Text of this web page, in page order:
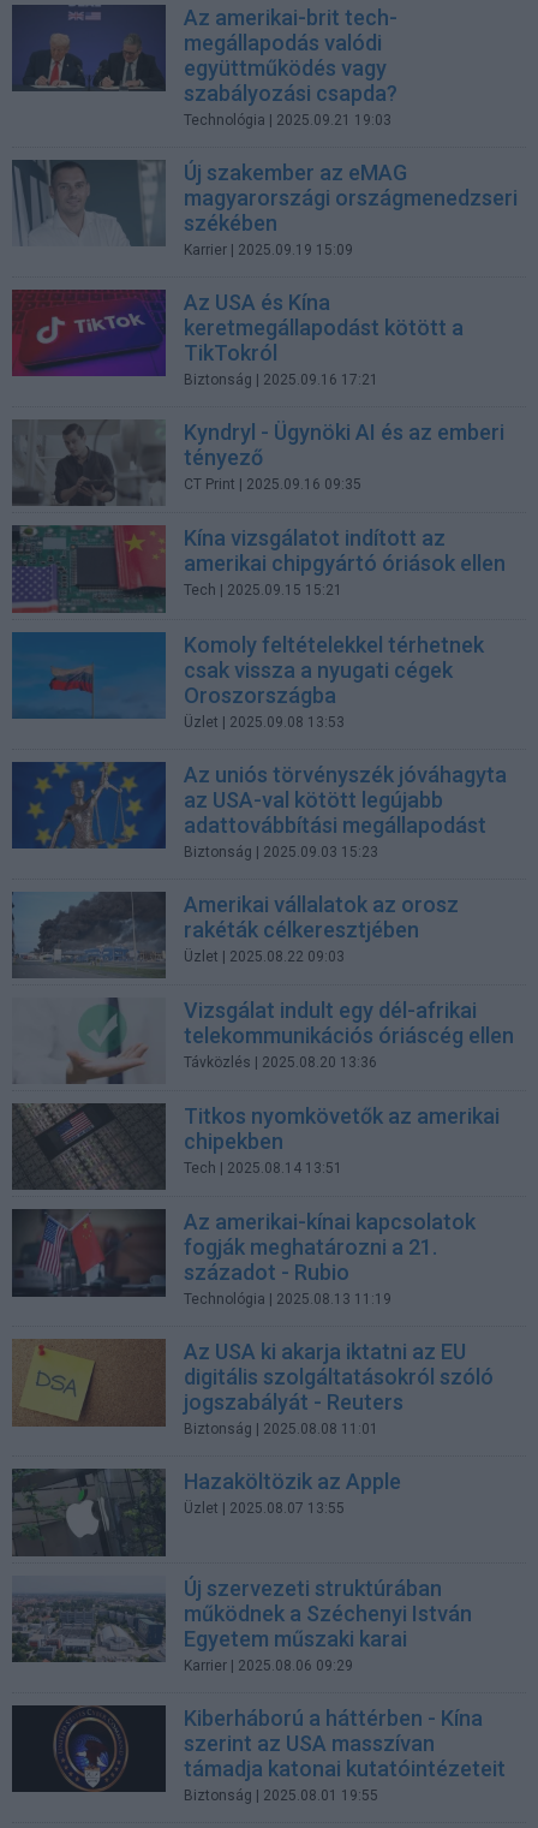
Az amerikai-brit tech-
megállapodás valódi
együttműködés vagy
szabályozási csapda?
Technológia | 2025.09.21 19:03
Új szakember az eMAG
magyarországi országmenedzseri
székében
Karrier | 2025.09.19 15:09
Az USA és Kína
keretmegállapodást kötött a
TikTokról
Biztonság | 2025.09.16 17:21
Kyndryl - Ügynöki AI és az emberi
tényező
CT Print | 2025.09.16 09:35
Kína vizsgálatot indított az
amerikai chipgyártó óriások ellen
Tech | 2025.09.15 15:21
Komoly feltételekkel térhetnek
csak vissza a nyugati cégek
Oroszországba
Üzlet | 2025.09.08 13:53
Az uniós törvényszék jóváhagyta
az USA-val kötött legújabb
adattovábbítási megállapodást
Biztonság | 2025.09.03 15:23
Amerikai vállalatok az orosz
rakéták célkeresztjében
Üzlet | 2025.08.22 09:03
Vizsgálat indult egy dél-afrikai
telekommunikációs óriáscég ellen
Távközlés | 2025.08.20 13:36
Titkos nyomkövetők az amerikai
chipekben
Tech | 2025.08.14 13:51
Az amerikai-kínai kapcsolatok
fogják meghatározni a 21.
századot - Rubio
Technológia | 2025.08.13 11:19
Az USA ki akarja iktatni az EU
digitális szolgáltatásokról szóló
jogszabályát - Reuters
Biztonság | 2025.08.08 11:01
Hazaköltözik az Apple
Üzlet | 2025.08.07 13:55
Új szervezeti struktúrában
működnek a Széchenyi István
Egyetem műszaki karai
Karrier | 2025.08.06 09:29
Kiberháború a háttérben - Kína
szerint az USA masszívan
támadja katonai kutatóintézeteit
Biztonság | 2025.08.01 19:55